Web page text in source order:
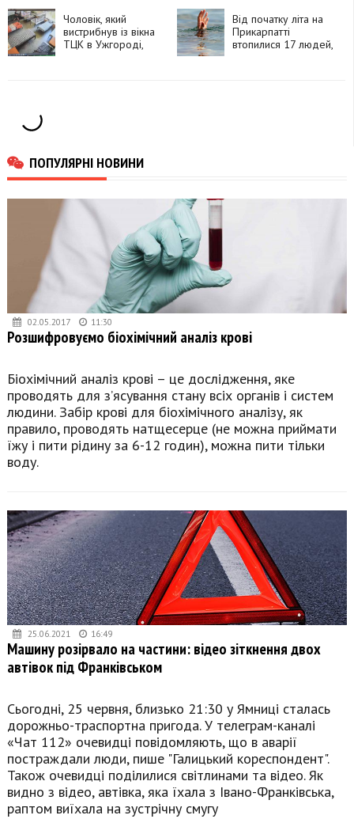
Чоловік, який
вистрибнув із вікна
ТЦК в Ужгороді,
Від початку літа на
Прикарпатті
втопилися 17 людей,
ПОПУЛЯРНІ НОВИНИ
02.05.2017 11:30
Розшифровуємо біохімічний аналіз крові
Біохімічний аналіз крові – це дослідження, яке
проводять для з’ясування стану всіх органів і систем
людини. Забір крові для біохімічного аналізу, як
правило, проводять натщесерце (не можна приймати
їжу і пити рідину за 6-12 годин), можна пити тільки
воду.
25.06.2021 16:49
Машину розірвало на частини: відео зіткнення двох
автівок під Франківськом
Сьогодні, 25 червня, близько 21:30 у Ямниці сталась
дорожньо-траспортна пригода. У телеграм-каналі
«Чат 112» очевидці повідомляють, що в аварії
постраждали люди, пише "Галицький кореспондент".
Також очевидці поділилися світлинами та відео. Як
видно з відео, автівка, яка їхала з Івано-Франківська,
раптом виїхала на зустрічну смугу